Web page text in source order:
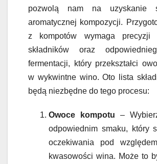
pozwolą nam na uzyskanie
aromatycznej kompozycji.
z kompotów wymaga precyzji
składników oraz
fermentacji, który przekształci
w wykwintne wino. Oto lista
będą niezbędne do tego procesu:
Owoce kompotu –
odpowiednim smaku, który
oczekiwania pod
kwasowości wina. Może to